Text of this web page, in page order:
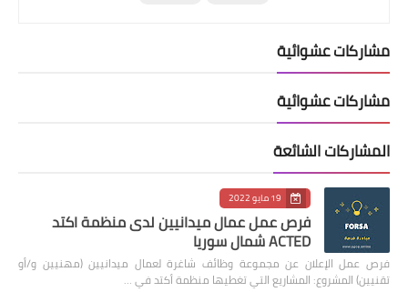
مشاركات عشوائية
مشاركات عشوائية
المشاركات الشائعة
19 مايو 2022
فرص عمل عمال ميدانيين لدى منظمة اكتد
ACTED شمال سوريا
فرص عمل الإعلان عن مجموعة وظائف شاغرة لعمال ميدانيين (مهنيين و/أو
تقنيين) المشروع: المشاريع التي تغطيها منظمة أكتد في …